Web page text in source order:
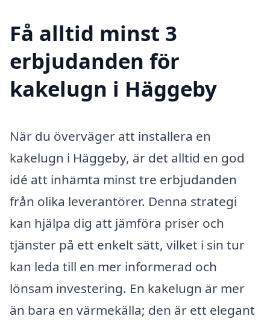
Få alltid minst 3
erbjudanden för
kakelugn i Häggeby
När du överväger att installera en
kakelugn i Häggeby, är det alltid en god
idé att in­hämta minst tre erbjudanden
från olika leverantörer. Denna strategi
kan hjälpa dig att jämföra priser och
tjänster på ett enkelt sätt, vilket i sin tur
kan leda till en mer informerad och
lönsam investering. En kakelugn är mer
än bara en värmekälla; den är ett elegant